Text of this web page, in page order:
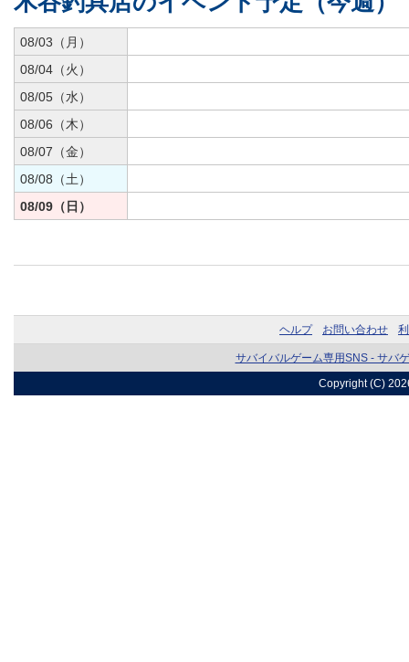
08/03（月）
08/04（火）
08/05（水）
08/06（木）
08/07（金）
08/08（土）
08/09（日）
ヘルプ お問い合わせ
サバイバルゲーム専用SNS - サバ
Copyright (C)